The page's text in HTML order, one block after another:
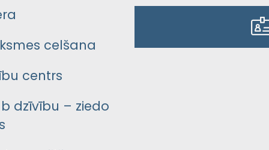
celšana
centrs
dzīvību – ziedo